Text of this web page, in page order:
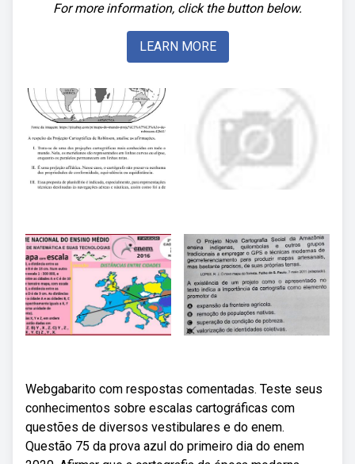
For more information, click the button below.
LEARN MORE
Webgabarito com respostas comentadas. Teste seus
conhecimentos sobre escalas cartográficas com
questões de diversos vestibulares e do enem.
Questão 75 da prova azul do primeiro dia do enem